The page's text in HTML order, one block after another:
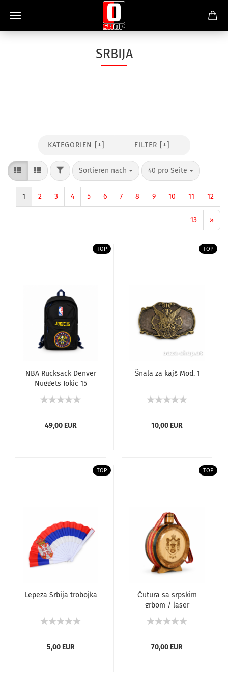
SRBIJA
KATEGORIEN [+] FILTER [+]
Sortieren nach 40 pro Seite
1 2 3 4 5 6 7 8 9 10 11 12
13 »
TOP
NBA Rucksack Denver
Nuggets Jokic 15
49,00 EUR
TOP
Šnala za kajš Mod. 1
10,00 EUR
TOP
Lepeza Srbija trobojka
5,00 EUR
TOP
Čutura sa srpskim
grbom / laser
70,00 EUR